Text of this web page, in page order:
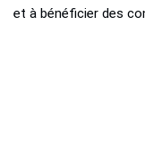
et à bénéficier des